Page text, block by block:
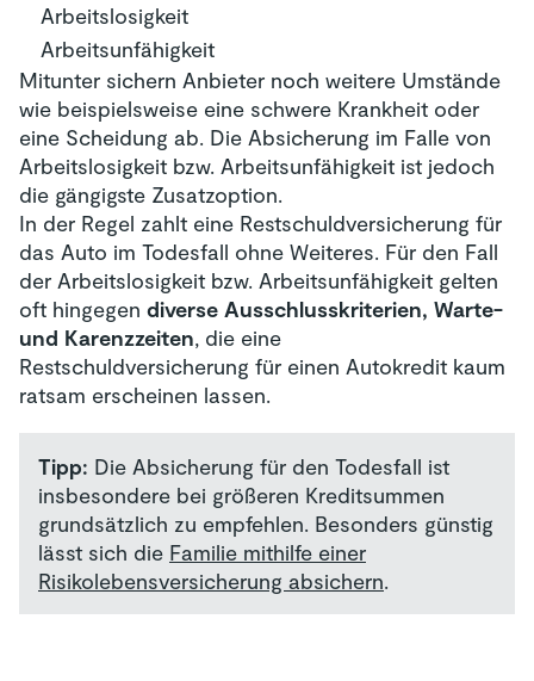
Arbeitslosigkeit
Arbeitsunfähigkeit
Mitunter sichern Anbieter noch weitere Umstände
wie beispielsweise eine schwere Krankheit oder
eine Scheidung ab. Die Absicherung im Falle von
Arbeitslosigkeit bzw. Arbeitsunfähigkeit ist jedoch
die gängigste Zusatzoption.
In der Regel zahlt eine Restschuldversicherung für
das Auto im Todesfall ohne Weiteres. Für den Fall
der Arbeitslosigkeit bzw. Arbeitsunfähigkeit gelten
oft hingegen diverse Ausschlusskriterien, Warte-
und Karenzzeiten, die eine
Restschuldversicherung für einen Autokredit kaum
ratsam erscheinen lassen.
Tipp: Die Absicherung für den Todesfall ist
insbesondere bei größeren Kreditsummen
grundsätzlich zu empfehlen. Besonders günstig
lässt sich die Familie mithilfe einer
Risikolebensversicherung absichern.